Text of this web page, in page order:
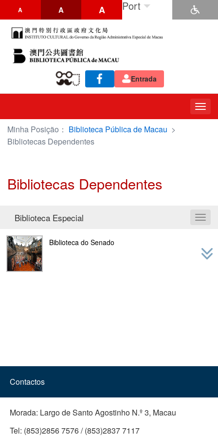
A A A Port
Entrada
Minha Posição： Biblioteca Pública de Macau >
Bibliotecas Dependentes
Bibliotecas Dependentes
Biblioteca Especial
Biblioteca do Senado
Contactos
Morada: Largo de Santo Agostinho N.º 3, Macau
Tel: (853)2856 7576 / (853)2837 7117